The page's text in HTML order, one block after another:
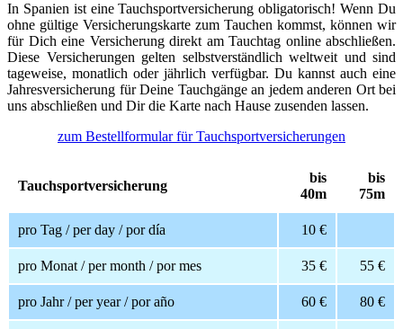
In Spanien ist eine Tauchsportversicherung obligatorisch! Wenn Du
ohne gültige Versicherungskarte zum Tauchen kommst, können wir
für Dich eine Versicherung direkt am Tauchtag online abschließen.
Diese Versicherungen gelten selbstverständlich weltweit und sind
tageweise, monatlich oder jährlich verfügbar. Du kannst auch eine
Jahresversicherung für Deine Tauchgänge an jedem anderen Ort bei
uns abschließen und Dir die Karte nach Hause zusenden lassen.
zum Bestellformular für Tauchsportversicherungen
Tauchsportversicherung
bis
40m
bis
75m
pro Tag / per day / por día 10 €
pro Monat / per month / por mes 35 € 55 €
pro Jahr / per year / por año 60 € 80 €